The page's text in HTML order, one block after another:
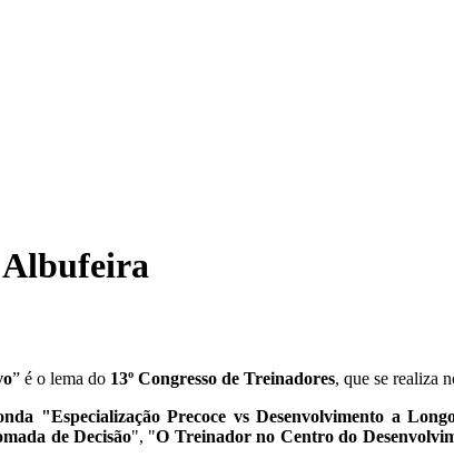
Albufeira
” é o lema do 13º Congresso de Treinadores, que se realiza
"Especialização Precoce vs Desenvolvimento a
de Decisão", "O Treinador no Centro do